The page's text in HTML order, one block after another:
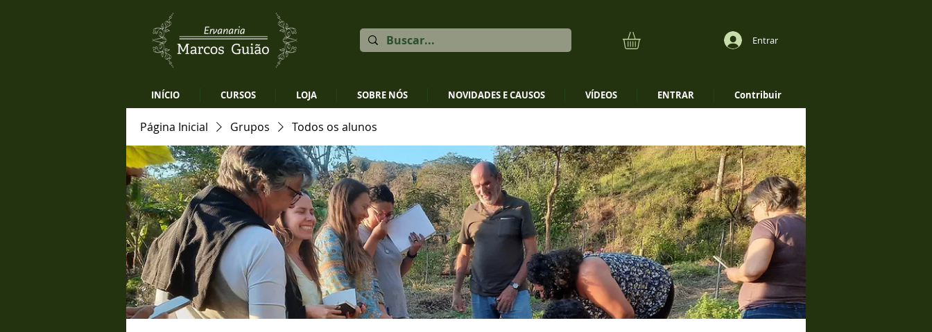
Entrar
INÍCIO CURSOS LOJA SOBRE NÓS NOVIDADES E CAUSOS VÍDEOS ENTRAR Contribuir
Página Inicial Grupos Todos os alunos